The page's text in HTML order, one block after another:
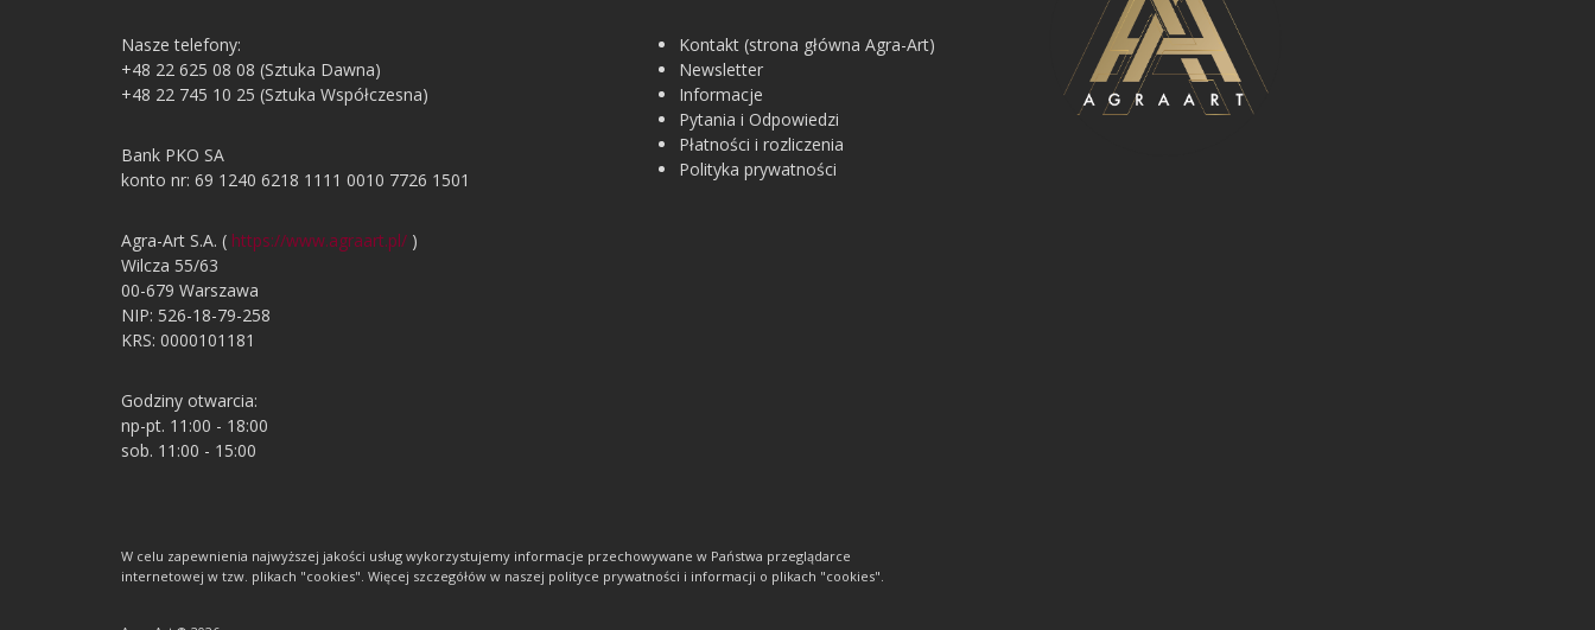
Kontakt (strona główna Agra-Art)
Newsletter
Informacje
Pytania i Odpowiedzi
Płatności i rozliczenia
Polityka prywatności
Nasze telefony:
+48 22 625 08 08 (Sztuka Dawna)
+48 22 745 10 25 (Sztuka Współczesna)
Bank PKO SA
konto nr: 69 1240 6218 1111 0010 7726 1501
Agra-Art S.A. ( https://www.agraart.pl/ )
Wilcza 55/63
00-679 Warszawa
NIP: 526-18-79-258
KRS: 0000101181
Godziny otwarcia:
np-pt. 11:00 - 18:00
sob. 11:00 - 15:00
W celu zapewnienia najwyższej jakości usług wykorzystujemy informacje przechowywane w Państwa przeglądarce
internetowej w tzw. plikach "cookies". Więcej szczegółów w naszej polityce prywatności i informacji o plikach "cookies".